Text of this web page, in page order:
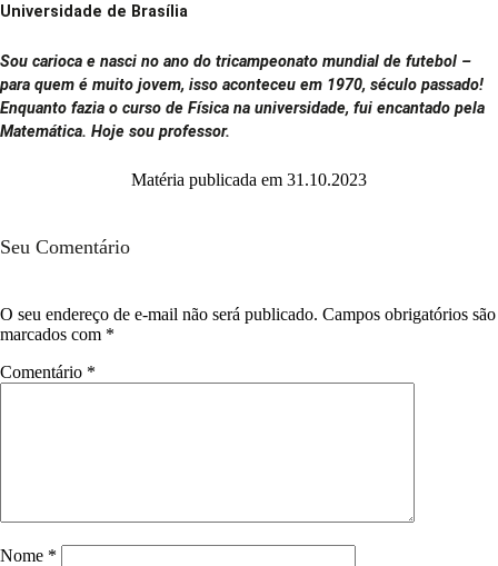
Universidade de Brasília
Sou carioca e nasci no ano do tricampeonato mundial de futebol –
para quem é muito jovem, isso aconteceu em 1970, século passado!
Enquanto fazia o curso de Física na universidade, fui encantado pela
Matemática. Hoje sou professor.
Matéria publicada em 31.10.2023
Seu Comentário
O seu endereço de e-mail não será publicado. Campos obrigatórios são
marcados com *
Comentário *
Nome *